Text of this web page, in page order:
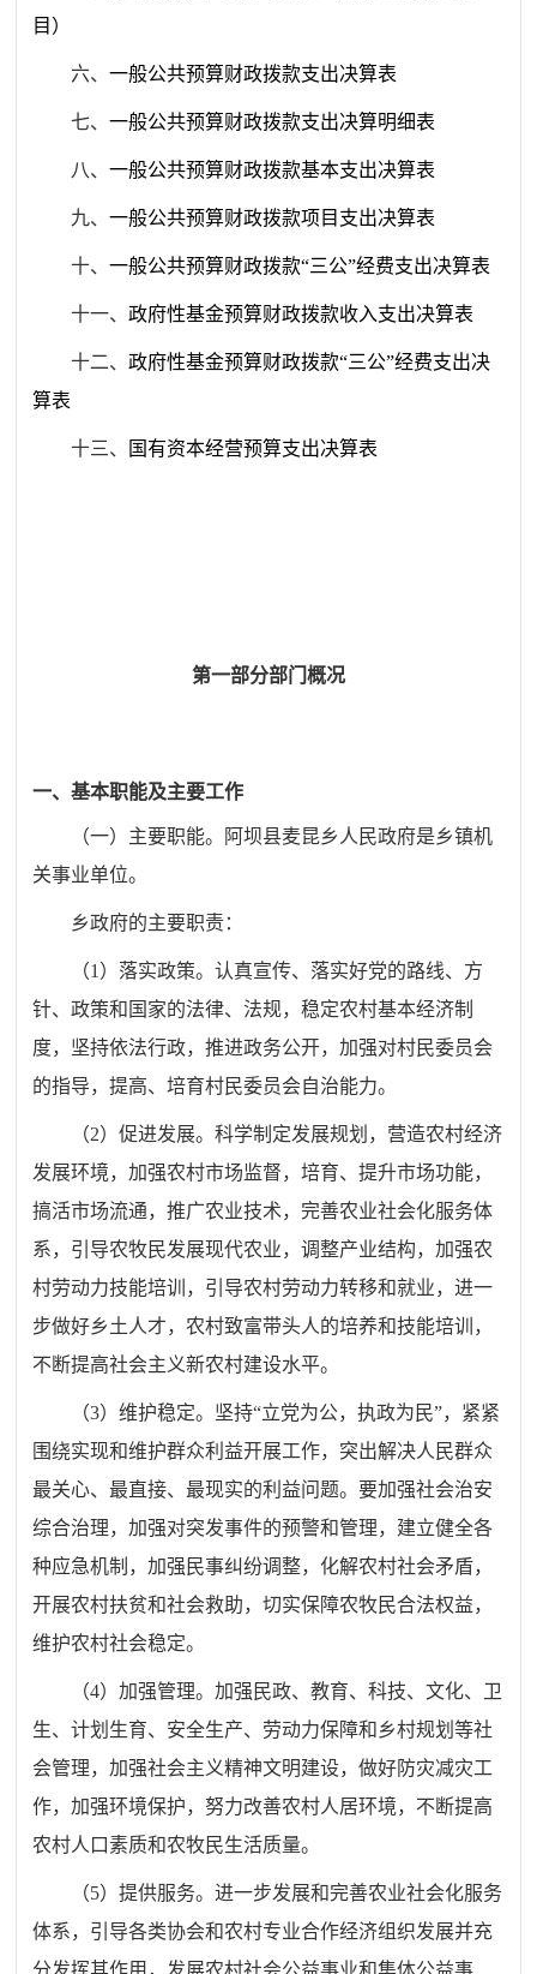
目）
六、一般公共预算财政拨款支出决算表
七、一般公共预算财政拨款支出决算明细表
八、一般公共预算财政拨款基本支出决算表
九、一般公共预算财政拨款项目支出决算表
十、一般公共预算财政拨款“三公”经费支出决算表
十一、政府性基金预算财政拨款收入支出决算表
十二、政府性基金预算财政拨款“三公”经费支出决
算表
十三、 国有资本经营预算支出决算表
第一部分部门概况
一、基本职能及主要工作
（一）主要职能。
阿坝县麦昆乡人民政府是乡镇机
关事业单位。
乡政府的主要职责：
（1 ）落实政策。认真宣传、落实好党的路线、方
针、政策和国家的法律、法规，稳定农村基本经济制
度，坚持依法行政，推进政务公开，加强对村民委员会
的指导，提高、培育村民委员会自治能力。
（2）促进发展。科学制定发展规划，营造农村经济
发展环境，加强农村市场监督，培育、提升市场功能，
搞活市场流通，推广农业技术，完善农业社会化服务体
系，引导农牧民发展现代农业，调整产业结构，加强农
村劳动力技能培训，引导农村劳动力转移和就业，进一
步做好乡土人才，农村致富带头人的培养和技能培训，
不断提高社会主义新农村建设水平。
（3）维护稳定。坚持“立党为公，执政为民”，紧紧
围绕实现和维护群众利益开展工作，突出解决人民群众
最关心、最直接、最现实的利益问题。要加强社会治安
综合治理，加强对突发事件的预警和管理，建立健全各
种应急机制，加强民事纠纷调整，化解农村社会矛盾，
开展农村扶贫和社会救助，切实保障农牧民合法权益，
维护农村社会稳定。
（4）加强管理。加强民政、教育、科技、文化、卫
生、计划生育、安全生产、劳动力保障和乡村规划等社
会管理，加强社会主义精神文明建设，做好防灾减灾工
作，加强环境保护，努力改善农村人居环境，不断提高
农村人口素质和农牧民生活质量。
（5）提供服务。进一步发展和完善农业社会化服务
体系，引导各类协会和农村专业合作经济组织发展并充
分发挥其作用，发展农村社会公益事业和集体公益事